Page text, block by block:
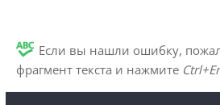
Если вы нашли ошибку,
фрагмент текста и нажмите